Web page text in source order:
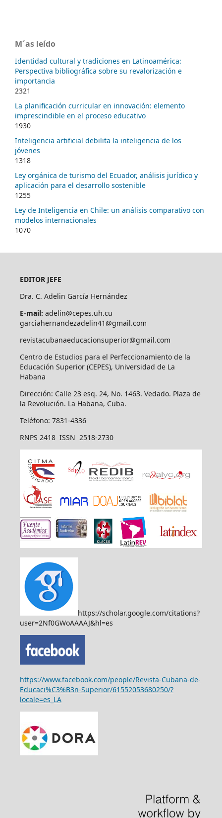
M´as leído
Identidad cultural y tradiciones en Latinoamérica:
Perspectiva bibliográfica sobre su revalorización e
importancia
2321
La planificación curricular en innovación: elemento
imprescindible en el proceso educativo
1930
Inteligencia artificial debilita la inteligencia de los
jóvenes
1318
Ley orgánica de turismo del Ecuador, análisis jurídico y
aplicación para el desarrollo sostenible
1255
Ley de Inteligencia en Chile: un análisis comparativo con
modelos internacionales
1070
EDITOR JEFE
Dra. C. Adelin García Hernández
E-mail: adelin@cepes.uh.cu
garciahernandezadelin41@gmail.com
revistacubanaeducacionsuperior@gmail.com
Centro de Estudios para el Perfeccionamiento de la
Educación Superior (CEPES), Universidad de La
Habana
Dirección: Calle 23 esq. 24, No. 1463. Vedado. Plaza de
la Revolución. La Habana, Cuba.
Teléfono: 7831-4336
RNPS 2418 ISSN 2518-2730
https://scholar.google.com/citations?
user=2Nf0GWoAAAAJ&hl=es
https://www.facebook.com/people/Revista-Cubana-de-
Educaci%C3%B3n-Superior/61552053680250/?
locale=es_LA